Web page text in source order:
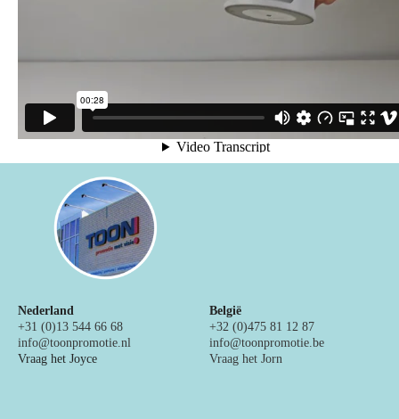
Nederland
+31 (0)13 544 66 68
info@toonpromotie.nl
Vraag het Joyce
België
+32 (0)475 81 12 87
info@toonpromotie.be
Vraag het Jorn